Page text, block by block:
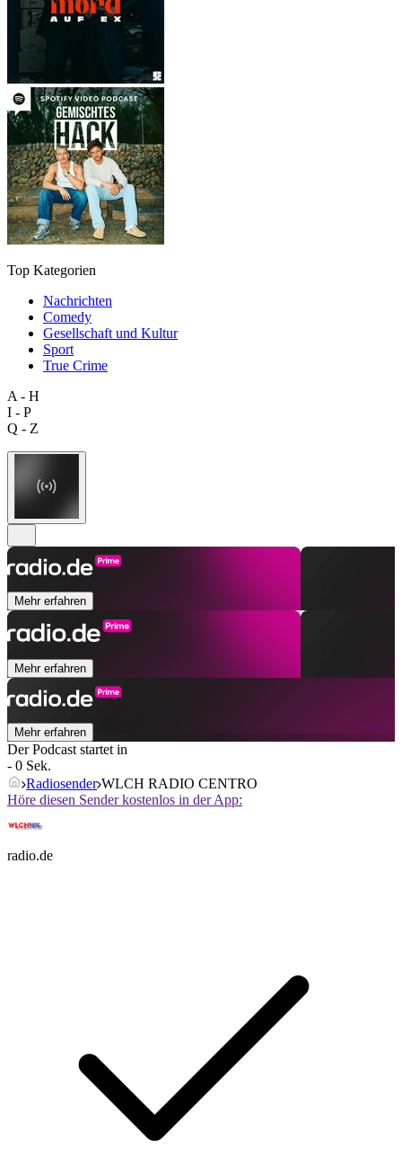
Top Kategorien
Nachrichten
Comedy
Gesellschaft und Kultur
Sport
True Crime
A - H
I - P
Q - Z
Mehr erfahren
Mehr erfahren
Mehr erfahren
Der Podcast startet in
- 0 Sek.
Radiosender WLCH RADIO CENTRO
Höre diesen Sender kostenlos in der App:
radio.de